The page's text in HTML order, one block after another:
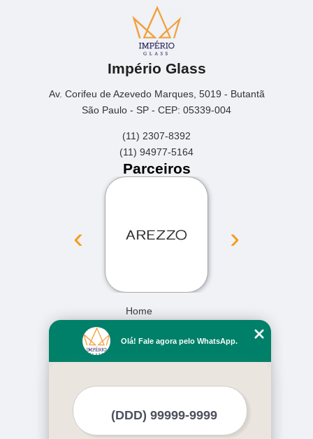
Império Glass
Av. Corifeu de Azevedo Marques, 5019 - Butantã
São Paulo - SP - CEP: 05339-004
(11) 2307-8392
(11) 94977-5164
Parceiros
‹ ›
Home
Missão
Olá! Fale agora pelo WhatsApp.